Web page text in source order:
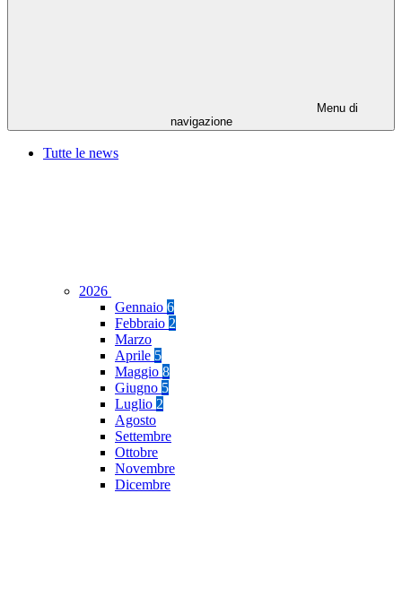
Menu di
navigazione
Tutte le news
2026
Gennaio 6
Febbraio 2
Marzo
Aprile 5
Maggio 8
Giugno 5
Luglio 2
Agosto
Settembre
Ottobre
Novembre
Dicembre